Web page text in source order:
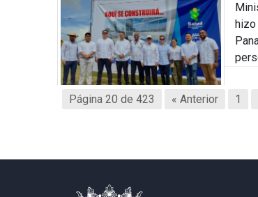
Página 20 de 423 « Anterior 1